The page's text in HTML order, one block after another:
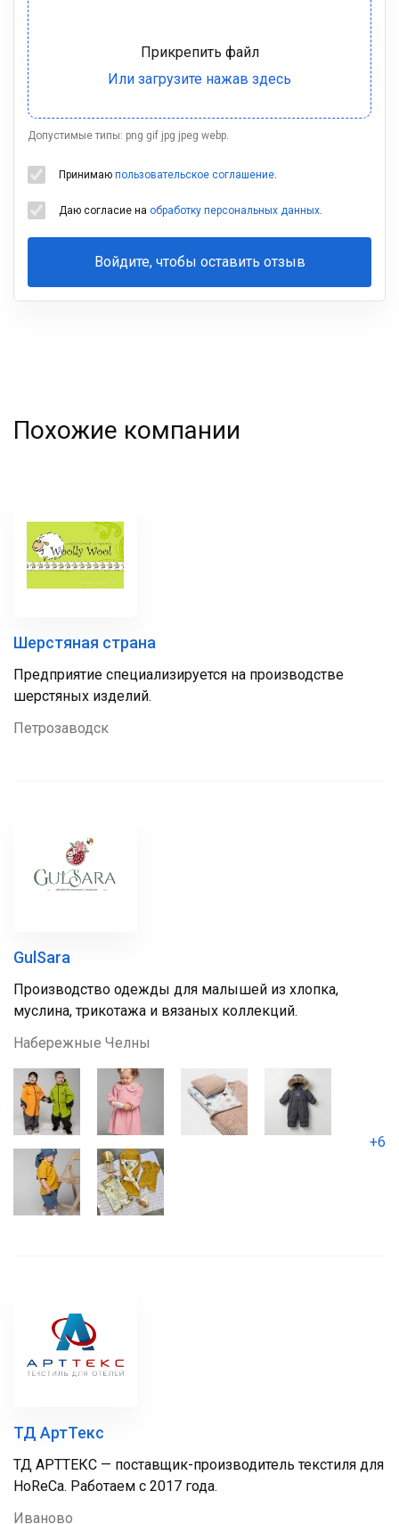
Допустимые типы: png gif jpg jpeg webp.
Принимаю пользовательское соглашение.
Даю согласие на обработку персональных данных.
Войдите, чтобы оставить отзыв
Ваша
Похожие компании
Шерстяная страна
Предприятие специализируется на производстве
шерстяных изделий.
Петрозаводск
GulSara
Производство одежды для малышей из хлопка,
муслина, трикотажа и вязаных коллекций.
Набережные Челны
+6
ТД АртТекс
ТД АРТТЕКС — поставщик-производитель текстиля для
HoReCa. Работаем с 2017 года.
Иваново